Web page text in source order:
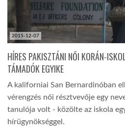
2015-12-07
HÍRES PAKISZTÁNI NŐI KORÁN-
TÁMADÓK EGYIKE
A kaliforniai San Bernardinóban
vérengzés női résztvevője egy
tanulója volt - közölte az iskola
hírügynökséggel.